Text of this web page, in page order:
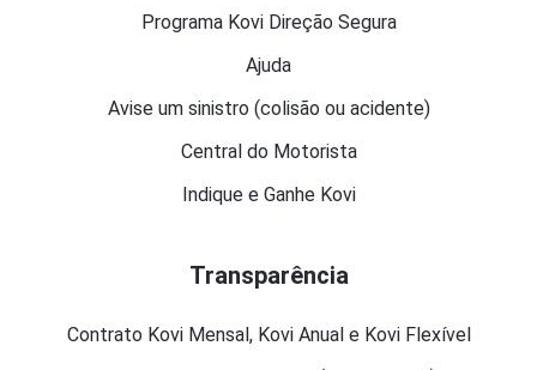
Programa Kovi Direção Segura
Ajuda
Avise um sinistro (colisão ou acidente)
Central do Motorista
Indique e Ganhe Kovi
Transparência
Contrato Kovi Mensal, Kovi Anual e Kovi Flexível